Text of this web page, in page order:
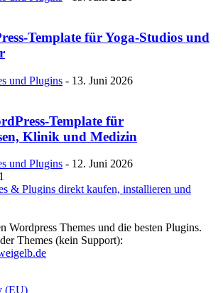
Template für Yoga-Studios und
und Plugins - 13. Juni 2026
Template für
Klinik und Medizin
und Plugins - 12. Juni 2026
Wordpress Themes und die besten Plugins.
Themes (kein Support):
(EU)